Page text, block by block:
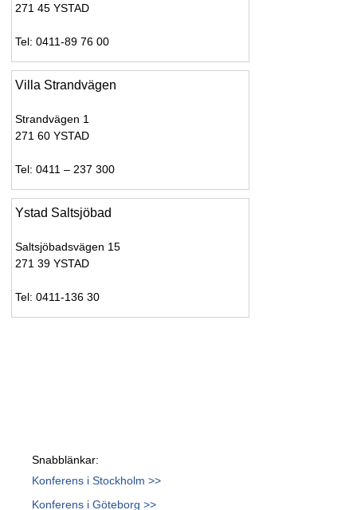
271 45 YSTAD
Tel: 0411-89 76 00
Villa Strandvägen
Strandvägen 1
271 60 YSTAD
Tel: 0411 – 237 300
Ystad Saltsjöbad
Saltsjöbadsvägen 15
271 39 YSTAD
Tel: 0411-136 30
Snabblänkar:
Konferens i Stockholm >>
Konferens i Göteborg >>